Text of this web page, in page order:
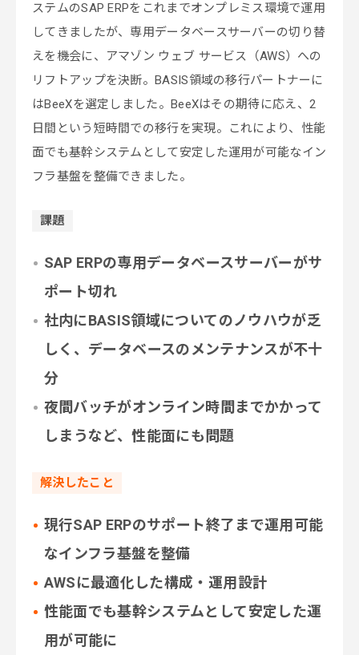
ステムのSAP ERPをこれまでオンプレミス環境で運用
してきましたが、専用データベースサーバーの切り替
えを機会に、アマゾン ウェブ サービス（AWS）への
リフトアップを決断。BASIS領域の移行パートナーに
はBeeXを選定しました。BeeXはその期待に応え、2
日間という短時間での移行を実現。これにより、性能
面でも基幹システムとして安定した運用が可能なイン
フラ基盤を整備できました。
課題
SAP ERPの専用データベースサーバーがサ
ポート切れ
社内にBASIS領域についてのノウハウが乏
しく、 データベースのメンテナンスが不十
分
夜間バッチがオンライン時間までかかって
しまうなど、性能面にも問題
解決したこと
現行SAP ERPのサポート終了まで運用可能
なインフラ基盤を整備
AWSに最適化した構成・運用設計
性能面でも基幹システムとして安定した運
用が可能に